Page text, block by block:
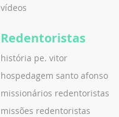
vídeos
Redentoristas
história pe. vitor
hospedagem santo afonso
missionários redentoristas
missões redentoristas